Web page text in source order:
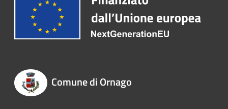
Comune di Ornago